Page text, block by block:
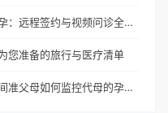
吉尔吉斯斯坦BFG代孕：远程签约与视频问诊全流程
您准备的旅行与医疗清单
吉尔吉斯斯坦代孕期间准父母如何监控代母的孕期状态？